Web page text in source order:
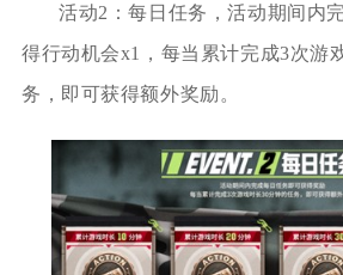
活动2：每日任务，活动期间内
得行动机会x1，每当累计完成3次游
务，即可获得额外奖励。